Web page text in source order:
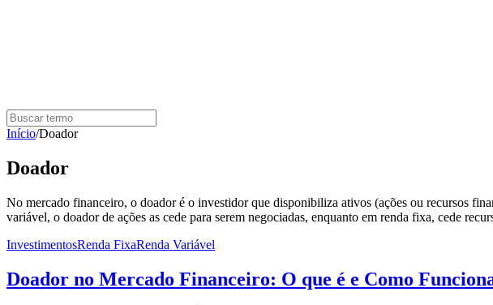
Início/Doador
Doador
No mercado financeiro, o doador é o investidor que disponibiliza ativos (ações ou recursos
variável, o doador de ações as cede para serem negociadas, enquanto em renda fixa, cede
InvestimentosRenda FixaRenda Variável
Doador no Mercado Financeiro: O que é e Como